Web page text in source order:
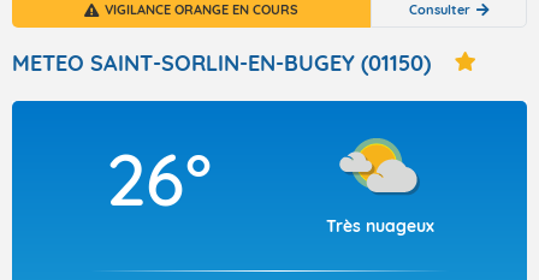
Articles
VIGILANCE ORANGE EN COURS Consulter
METEO SAINT-SORLIN-EN-BUGEY (01150)
26°
Très nuageux